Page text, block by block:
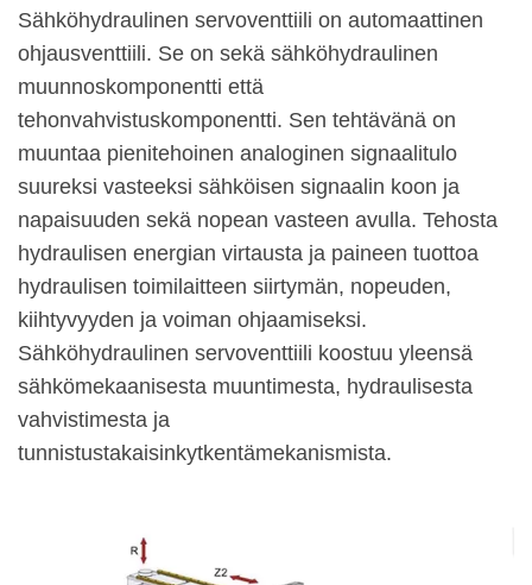
Sähköhydraulinen servoventtiili on automaattinen
ohjausventtiili. Se on sekä sähköhydraulinen
muunnoskomponentti että
tehonvahvistuskomponentti. Sen tehtävänä on
muuntaa pienitehoinen analoginen signaalitulo
suureksi vasteeksi sähköisen signaalin koon ja
napaisuuden sekä nopean vasteen avulla. Tehosta
hydraulisen energian virtausta ja paineen tuottoa
hydraulisen toimilaitteen siirtymän, nopeuden,
kiihtyvyyden ja voiman ohjaamiseksi.
Sähköhydraulinen servoventtiili koostuu yleensä
sähkömekaanisesta muuntimesta, hydraulisesta
vahvistimesta ja
tunnistustakaisinkytkentämekanismista.